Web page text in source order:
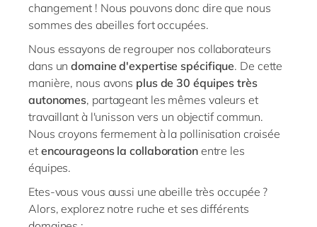
changement ! Nous pouvons donc dire que nous
sommes des abeilles fort occupées.
Nous essayons de regrouper nos collaborateurs
dans undomaine d'expertise spécifique. De cette
manière, nous avons plus de 30 équipes très
autonomes, partageant les mêmes valeurs et
travaillant à l'unisson vers un objectif commun.
Nous croyons fermement à la pollinisation croisée
et encourageons la collaborationentre les
équipes.
Etes-vous vous aussi une abeille très occupée ?
Alors, explorez notre ruche et ses différents